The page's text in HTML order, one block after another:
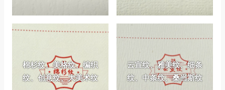
棉杉纹、美格纹、编织
纹、创意纹、大美术纹
云宣纹、雅美纹、细条
纹、中条纹、桑当斯纹